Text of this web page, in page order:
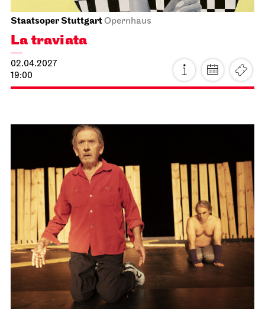
Staatsoper StuttgartOpernhaus
La traviata
02.04.2027
19:00